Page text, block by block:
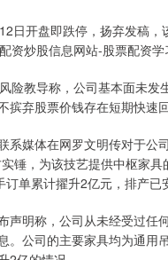
日开盘即跌停，扬弃发稿
资炒股信息网站-股票配资
险教导称，公司基本面未发
摈弃股票价钱存在短期快速
系媒体在网罗文明传对于公
锤，为该技艺提供中枢家
订单累计擢升2亿元，排产
声明称，公司从未经受过任
。公司的主要家具均为通用